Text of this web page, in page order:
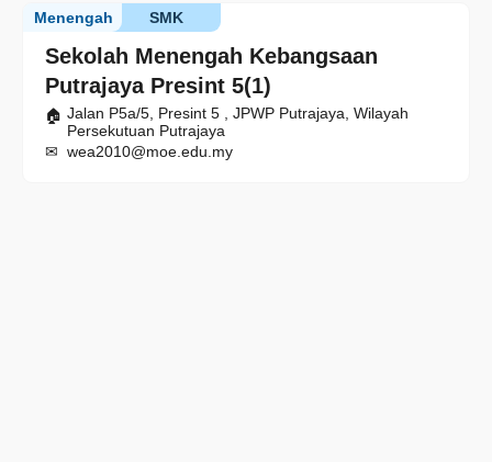
Sekolah Menengah Kebangsaan
Putrajaya Presint 5(1)
SMK
Menengah
Jalan P5a/5, Presint 5 , JPWP Putrajaya, Wilayah
Persekutuan Putrajaya
wea2010@moe.edu.my